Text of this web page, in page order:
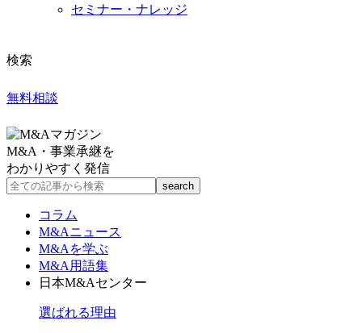
セミナー・ナレッジ
検索
無料相談
M&A・事業承継を
わかりやすく発信
コラム
M&Aニュース
M&Aを学ぶ
M&A用語集
日本M&Aセンター
選ばれる理由